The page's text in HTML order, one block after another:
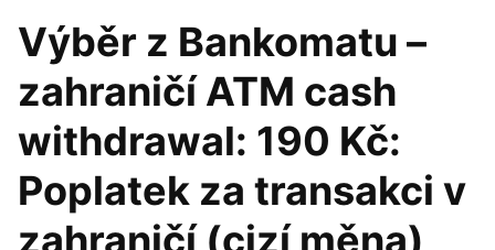
Výběr z Bankomatu –
zahraničí ATM cash
withdrawal: 190 Kč:
Poplatek za transakci v
zahraničí (cizí měna)